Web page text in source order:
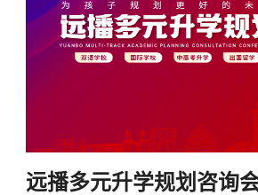
远播多元升学规划咨询